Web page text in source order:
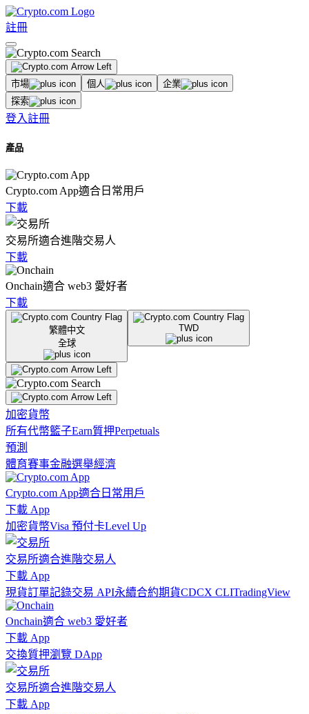
註冊
市場 個人
企業
探索
登入註冊
產品
Crypto.com App適合日常用戶
下載
交易所適合進階交易人
下載
Onchain適合 web3 愛好者
下載
繁體中文
全球
TWD
加密貨幣
所有代幣籃子Earn質押Perpetuals
預測
體育賽事金融選舉經濟
Crypto.com App適合日常用戶
下載 App
加密貨幣Visa 預付卡Level Up
交易所適合進階交易人
下載 App
現貨訂單記錄交易 API永續合約期貨CDCX CLITradingView
Onchain適合 web3 愛好者
下載 App
交換質押瀏覽 DApp
交易所適合進階交易人
下載 App